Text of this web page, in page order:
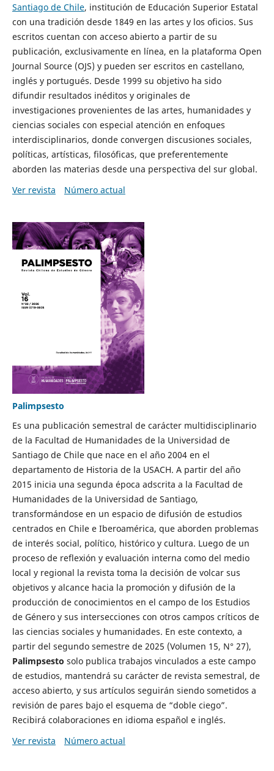
Santiago de Chile, institución de Educación Superior Estatal
con una tradición desde 1849 en las artes y los oficios. Sus
escritos cuentan con acceso abierto a partir de su
publicación, exclusivamente en línea, en la plataforma Open
Journal Source (OJS) y pueden ser escritos en castellano,
inglés y portugués. Desde 1999 su objetivo ha sido
difundir resultados inéditos y originales de
investigaciones provenientes de las artes, humanidades y
ciencias sociales con especial atención en enfoques
interdisciplinarios, donde convergen discusiones sociales,
políticas, artísticas, filosóficas, que preferentemente
aborden las materias desde una perspectiva del sur global.
Ver revista
Número actual
Palimpsesto
Es una publicación semestral de carácter multidisciplinario
de la Facultad de Humanidades de la Universidad de
Santiago de Chile que nace en el año 2004 en el
departamento de Historia de la USACH. A partir del año
2015 inicia una segunda época adscrita a la Facultad de
Humanidades de la Universidad de Santiago,
transformándose en un espacio de difusión de estudios
centrados en Chile e Iberoamérica, que aborden problemas
de interés social, político, histórico y cultura. Luego de un
proceso de reflexión y evaluación interna como del medio
local y regional la revista toma la decisión de volcar sus
objetivos y alcance hacia la promoción y difusión de la
producción de conocimientos en el campo de los Estudios
de Género y sus intersecciones con otros campos críticos de
las ciencias sociales y humanidades. En este contexto, a
partir del segundo semestre de 2025 (Volumen 15, N° 27),
Palimpsesto solo publica trabajos vinculados a este campo
de estudios, mantendrá su carácter de revista semestral, de
acceso abierto, y sus artículos seguirán siendo sometidos a
revisión de pares bajo el esquema de “doble ciego”.
Recibirá colaboraciones en idioma español e inglés.
Ver revista
Número actual